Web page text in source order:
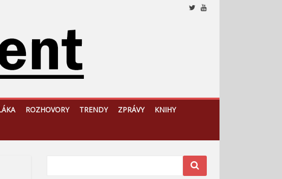
ROZHOVORY TRENDY ZPRÁVY KNIHY